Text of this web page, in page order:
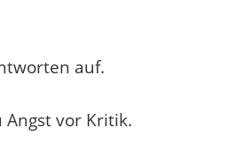
auf.
vor Kritik.